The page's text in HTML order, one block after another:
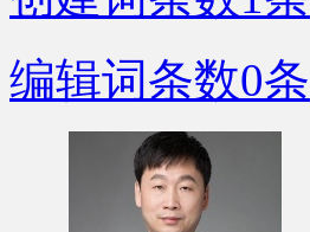
编辑词条数0条